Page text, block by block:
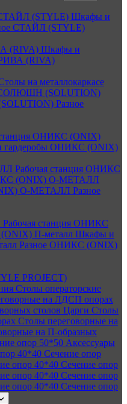
(STYLE) Шкафы и
СТАЙЛ (STYLE)
(RIVA) Шкафы и
(RIVA)
на металлокаркасе
(SOLUTION)
Разное
ОНИКС (ONIX)
ОНИКС (ONIX)
Рабочая станция ОНИКС
(ONIX) O-МЕТАЛЛ
O-МЕТАЛЛ Разное
Рабочая станция ОНИКС
П-металл Шкафы и
Разное ОНИКС (ONIX)
PROJECT)
Столы операторские
на ЛДСП опорах
столов Царги Столы
Столы переговорные на
на П-образных
опор 50*50 Аксессуары
40*40 Сечение опор
опор 40*40 Сечение опор
опор 40*40 Сечение опор
опор 40*40 Сечение опор